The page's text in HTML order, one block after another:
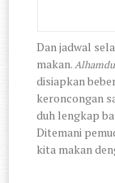
Dan jadwal
makan.
disiapkan
keroncongan
duh lengkap
Ditemani
kita makan